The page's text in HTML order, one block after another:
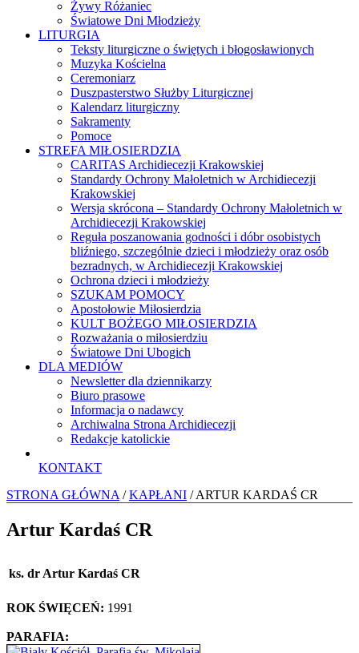
Żywy Różaniec
Światowe Dni Młodzieży
LITURGIA
Teksty liturgiczne o świętych i błogosławionych
Muzyka Kościelna
Ceremoniarz
Duszpasterstwo Służby Liturgicznej
Kalendarz liturgiczny
Sakramenty
Pomoce
STREFA MIŁOSIERDZIA
CARITAS Archidiecezji Krakowskiej
Standardy Ochrony Małoletnich w Archidiecezji
Krakowskiej
Wersja skrócona – Standardy Ochrony Małoletnich w
Archidiecezji Krakowskiej
Reguła poszanowania godności i dóbr osobistych
bliźniego, szczególnie dzieci i młodzieży oraz osób
bezradnych, w Archidiecezji Krakowskiej
Ochrona dzieci i młodzieży
SZUKAM POMOCY
Apostołowie Miłosierdzia
KULT BOŻEGO MIŁOSIERDZIA
Rozważania o miłosierdziu
Światowe Dni Ubogich
DLA MEDIÓW
Newsletter dla dziennikarzy
Biuro prasowe
Informacja o nadawcy
Archiwalna Strona Archidiecezji
Redakcje katolickie
KONTAKT
STRONA GŁÓWNA /KAPŁANI / ARTUR KARDAŚ CR
Artur Kardaś CR
ks. dr Artur Kardaś CR
ROK ŚWIĘCEŃ: 1991
PARAFIA: